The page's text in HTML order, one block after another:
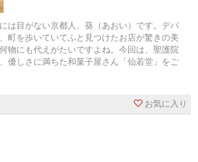
は目がない京都人、葵（あおい）です。デパ
町を歩いていてふと見つけたお店が驚きの美
物にも代えがたいですよね。今回は、聖護院
優しさに満ちた和菓子屋さん「仙若堂」をご
お気に入り